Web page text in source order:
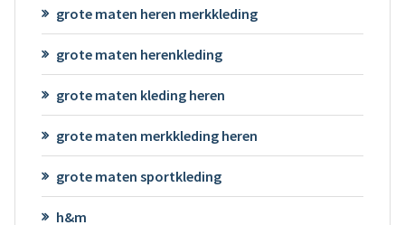
grote maten heren merkkleding
grote maten herenkleding
grote maten kleding heren
grote maten merkkleding heren
grote maten sportkleding
h&m